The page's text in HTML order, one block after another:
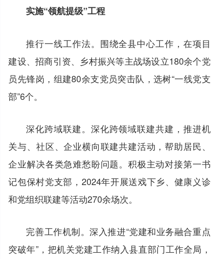
实施“领航提级”工程
推行一线工作法。围绕全县中心工作，在项目
建设、招商引资、乡村振兴等主战场设立180余个党
员先锋岗，组建80余支党员突击队，选树“一线党支
部”6个。
深化跨域联建。深化跨领域联建共建，推进机
关与、社区、企业横向联建共建活动，帮助居民、
企业解决各类急难愁盼问题。积极主动对接第一书
记包保村党支部，2024年开展送戏下乡、健康义诊
和党组织联建等活动270余场次。
完善工作机制。深入推进“党建和业务融合重点
突破年”，把机关党建工作纳入县直部门工作全局，